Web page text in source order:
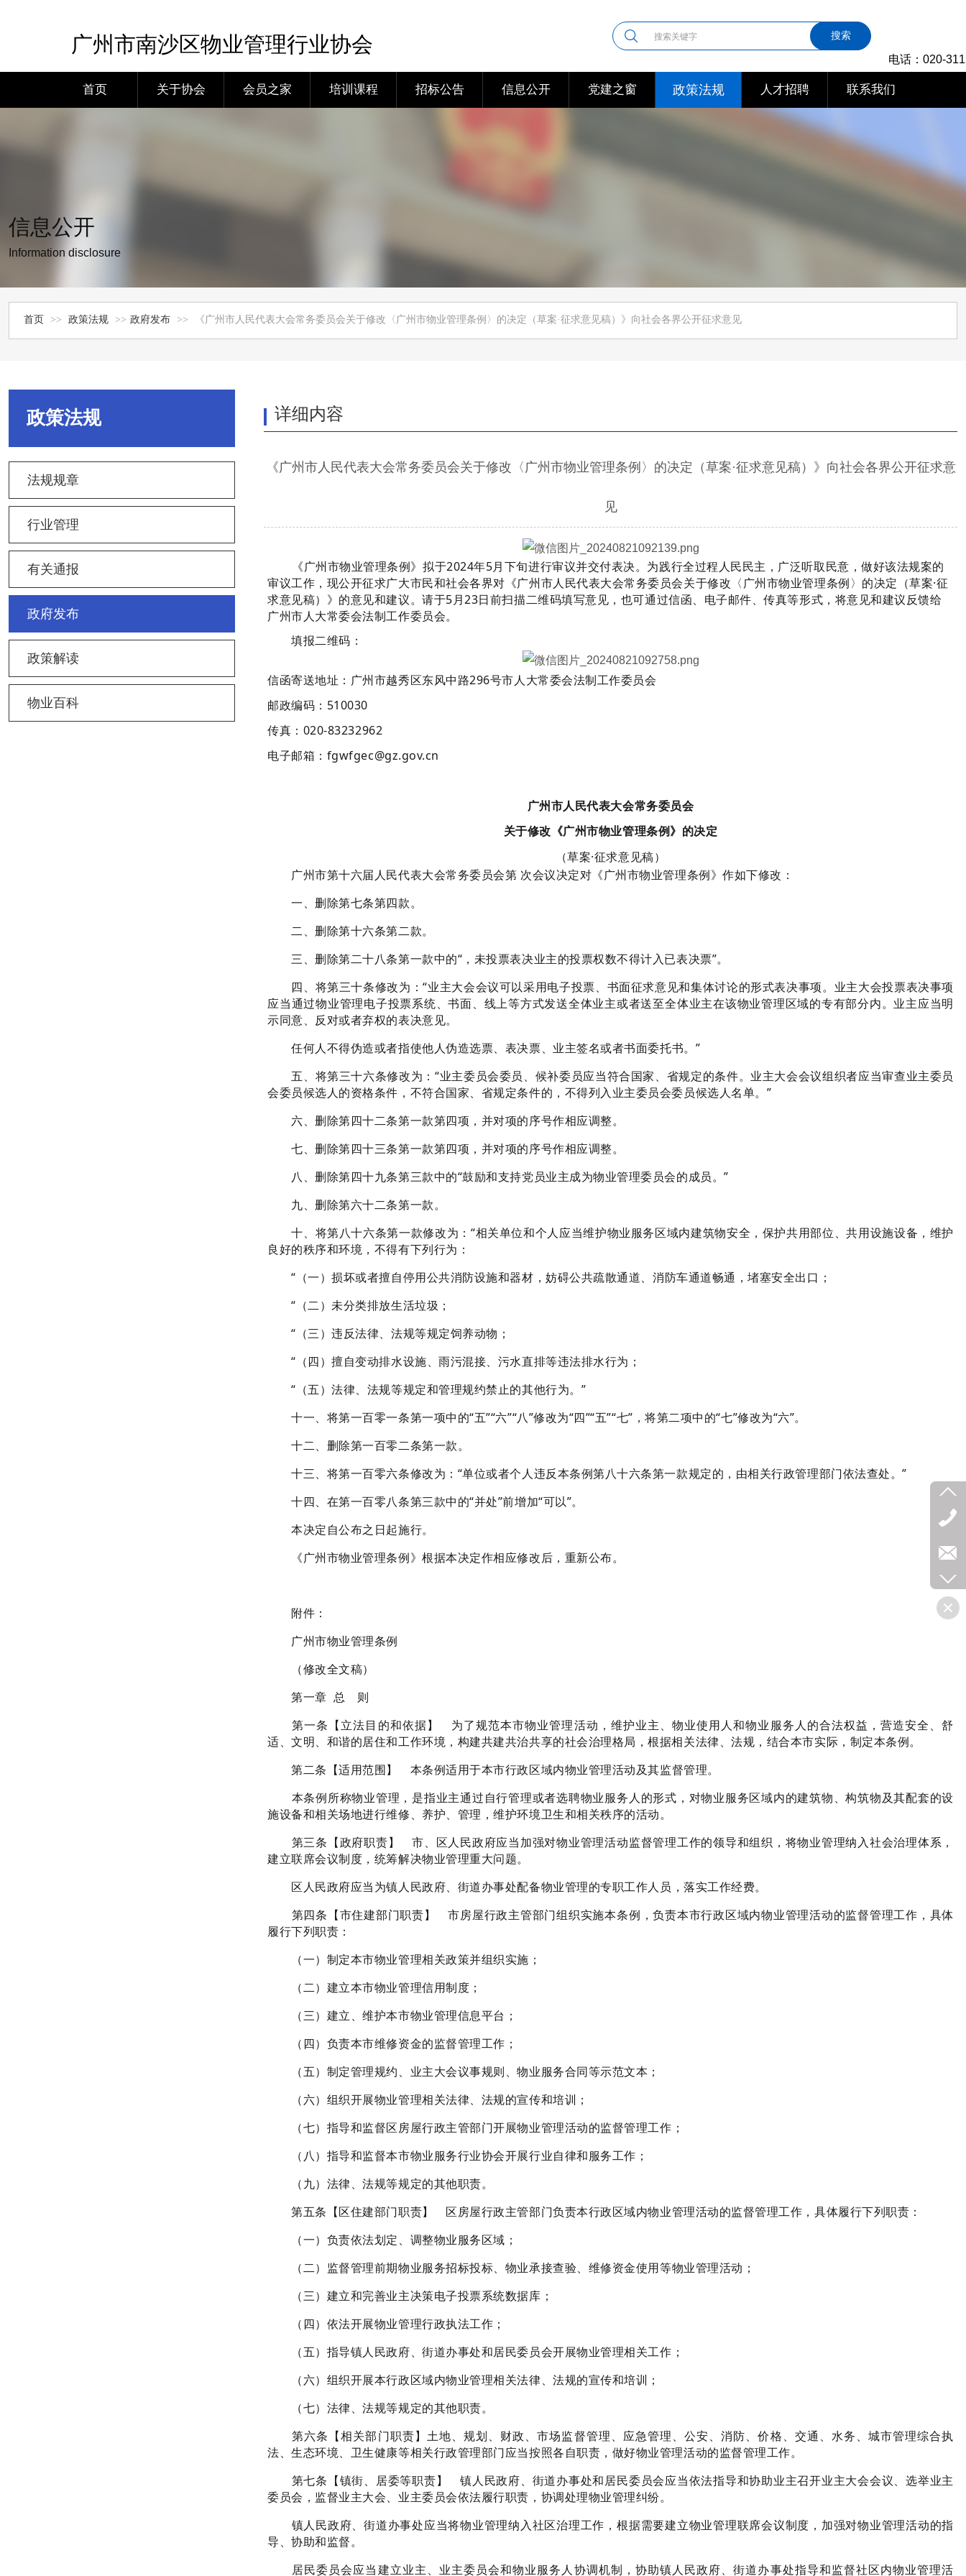
广州市南沙区物业管理行业协会
电话：020-
搜索
首页 关于协会 会员之家 培训课程 招标公告 信息公开 党建之窗 政策法规 人才招聘 联系我们
信息公开
Information disclosure
首页 >> 政策法规 >> 政府发布 >> 《广州市人民代表大会常务委员会关于修改〈广州市物业管理条例〉的决定（草案·征求意见稿）》向社会各界公开征求意见
政策法规
法规规章
行业管理
有关通报
政府发布
政策解读
物业百科
详细内容
《广州市人民代表大会常务委员会关于修改〈广州市物业管理条例〉的决定（草案·征求意见稿）》向社会各界公开征求意
见
《广州市物业管理条例》拟于2024年5月下旬进行审议并交付表决。 为践行全过程人民民主，广泛听取民意，做好该法规案的
审议工作，现公开征求广大市民和社会各界对《广州市人民代表大会常务委员会关于修改〈广州市物业管理条例〉的决定（草案·征
求意见稿）》的意见和建议。请于5月23日前扫描二维码填写意见，也可通过信函、电子邮件、传真等形式，将意见和建议反馈给
广州市人大常委会法制工作委员会。
填报二维码：
信函寄送地址：广州市越秀区东风中路296号市人大常委会法制工作委员会
邮政编码：510030
传真：020-83232962
电子邮箱：fgwfgec@gz.gov.cn
广州市人民代表大会常务委员会
关于修改《广州市物业管理条例》的决定
（草案·征求意见稿）
广州市第十六届人民代表大会常务委员会第 次会议决定对《广州市物业管理条例》作如下修改：
一、删除第七条第四款。
二、删除第十六条第二款。
三、删除第二十八条第一款中的“，未投票表决业主的投票权数不得计入已表决票”。
四、将第三十条修改为：“业主大会会议可以采用电子投票、书面征求意见和集体讨论的形式表决事项。业主大会投票表决事项
应当通过物业管理电子投票系统、书面、线上等方式发送全体业主或者送至全体业主在该物业管理区域的专有部分内。业主应当明
示同意、反对或者弃权的表决意见。
任何人不得伪造或者指使他人伪造选票、表决票、业主签名或者书面委托书。”
五、将第三十六条修改为：“业主委员会委员、候补委员应当符合国家、省规定的条件。业主大会会议组织者应当审查业主委员
会委员候选人的资格条件，不符合国家、省规定条件的，不得列入业主委员会委员候选人名单。”
六、删除第四十二条第一款第四项，并对项的序号作相应调整。
七、删除第四十三条第一款第四项，并对项的序号作相应调整。
八、删除第四十九条第三款中的“鼓励和支持党员业主成为物业管理委员会的成员。”
九、删除第六十二条第一款。
十、将第八十六条第一款修改为：“相关单位和个人应当维护物业服务区域内建筑物安全，保护共用部位、共用设施设备，维护
良好的秩序和环境，不得有下列行为：
“（一）损坏或者擅自停用公共消防设施和器材，妨碍公共疏散通道、消防车通道畅通，堵塞安全出口；
“（二）未分类排放生活垃圾；
“（三）违反法律、法规等规定饲养动物；
“（四）擅自变动排水设施、雨污混接、污水直排等违法排水行为；
“（五）法律、法规等规定和管理规约禁止的其他行为。”
十一、将第一百零一条第一项中的“五”“六”“八”修改为“四”“五”“七”，将第二项中的“七”修改为“六”。
十二、删除第一百零二条第一款。
十三、将第一百零六条修改为：“单位或者个人违反本条例第八十六条第一款规定的，由相关行政管理部门依法查处。”
十四、在第一百零八条第三款中的“并处”前增加“可以”。
本决定自公布之日起施行。
《广州市物业管理条例》根据本决定作相应修改后，重新公布。
附件：
广州市物业管理条例
（修改全文稿）
第一章 总 则
第一条【立法目的和依据】 为了规范本市物业管理活动，维护业主、物业使用人和物业服务人的合法权益，营造安全、舒
适、文明、和谐的居住和工作环境，构建共建共治共享的社会治理格局，根据相关法律、法规，结合本市实际，制定本条例。
第二条【适用范围】 本条例适用于本市行政区域内物业管理活动及其监督管理。
本条例所称物业管理，是指业主通过自行管理或者选聘物业服务人的形式，对物业服务区域内的建筑物、构筑物及其配套的设
施设备和相关场地进行维修、养护、管理，维护环境卫生和相关秩序的活动。
第三条【政府职责】 市、区人民政府应当加强对物业管理活动监督管理工作的领导和组织，将物业管理纳入社会治理体系，
建立联席会议制度，统筹解决物业管理重大问题。
区人民政府应当为镇人民政府、街道办事处配备物业管理的专职工作人员，落实工作经费。
第四条【市住建部门职责】 市房屋行政主管部门组织实施本条例，负责本市行政区域内物业管理活动的监督管理工作，具体
履行下列职责：
（一）制定本市物业管理相关政策并组织实施；
（二）建立本市物业管理信用制度；
（三）建立、维护本市物业管理信息平台；
（四）负责本市维修资金的监督管理工作；
（五）制定管理规约、业主大会议事规则、物业服务合同等示范文本；
（六）组织开展物业管理相关法律、法规的宣传和培训；
（七）指导和监督区房屋行政主管部门开展物业管理活动的监督管理工作；
（八）指导和监督本市物业服务行业协会开展行业自律和服务工作；
（九）法律、法规等规定的其他职责。
第五条【区住建部门职责】 区房屋行政主管部门负责本行政区域内物业管理活动的监督管理工作，具体履行下列职责：
（一）负责依法划定、调整物业服务区域；
（二）监督管理前期物业服务招标投标、物业承接查验、维修资金使用等物业管理活动；
（三）建立和完善业主决策电子投票系统数据库；
（四）依法开展物业管理行政执法工作；
（五）指导镇人民政府、街道办事处和居民委员会开展物业管理相关工作；
（六）组织开展本行政区域内物业管理相关法律、法规的宣传和培训；
（七）法律、法规等规定的其他职责。
第六条【相关部门职责】土地、规划、财政、市场监督管理、应急管理、公安、消防、价格、交通、水务、城市管理综合执
法、生态环境、卫生健康等相关行政管理部门应当按照各自职责，做好物业管理活动的监督管理工作。
第七条【镇街、居委等职责】 镇人民政府、街道办事处和居民委员会应当依法指导和协助业主召开业主大会会议、选举业主
委员会，监督业主大会、业主委员会依法履行职责，协调处理物业管理纠纷。
镇人民政府、街道办事处应当将物业管理纳入社区治理工作，根据需要建立物业管理联席会议制度，加强对物业管理活动的指
导、协助和监督。
居民委员会应当建立业主、业主委员会和物业服务人协调机制，协助镇人民政府、街道办事处指导和监督社区内物业管理活